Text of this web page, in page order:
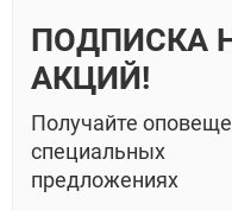
ПОДПИСКА
АКЦИЙ!
Получайте
специальных
предложениях